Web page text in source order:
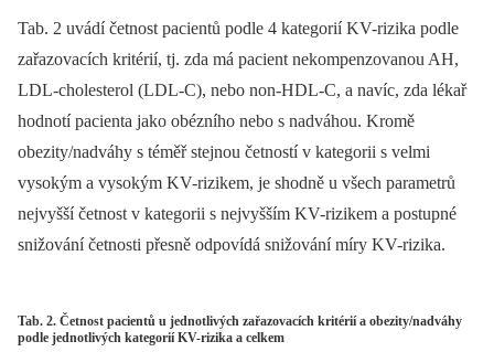
Tab. 2 uvádí četnost pacientů podle 4 kategorií KV-rizika podle
zařazovacích kritérií, tj. zda má pacient nekompenzovanou AH,
LDL-cholesterol (LDL-C), nebo non-HDL-C, a navíc, zda lékař
hodnotí pacienta jako obézního nebo s nadváhou. Kromě
obezity/nadváhy s téměř stejnou četností v kategorii s velmi
vysokým a vysokým KV-rizikem, je shodně u všech parametrů
nejvyšší četnost v kategorii s nejvyšším KV-rizikem a postupné
snižování četnosti přesně odpovídá snižování míry KV-rizika.
Tab. 2. Četnost pacientů u jednotlivých zařazovacích kritérií a obezity/nadváhy
podle jednotlivých kategorií KV-rizika a celkem